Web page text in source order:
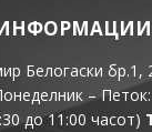
Белогаски бр.1,
–
до 11:00 часот)